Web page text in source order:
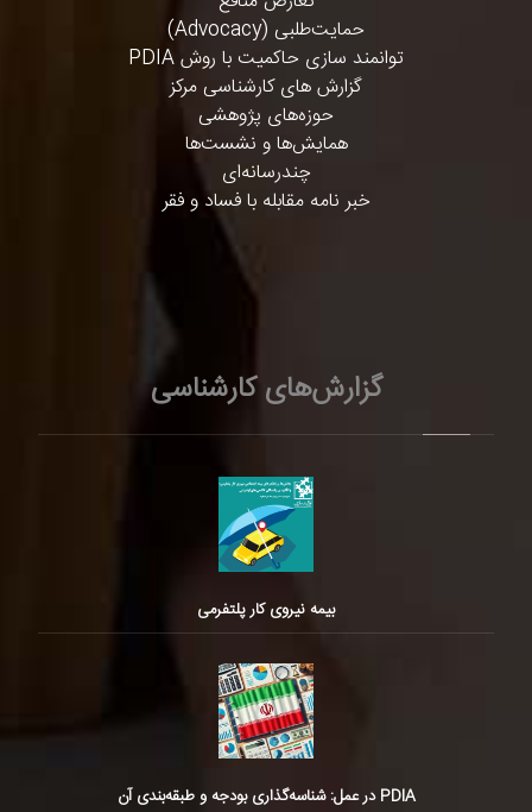
حمایت‌طلبی (Advocacy)
توانمند سازی حاکمیت با روش PDIA
گزارش های کارشناسی مرکز
حوزه‌های پژوهشی
همایش‌ها و نشست‌ها
چندرسانه‌ای
خبر نامه مقابله با فساد و فقر
گزارش‌های کارشناسی
بیمه نیروی کار پلتفرمی
PDIA در عمل: شناسه‌گذاری بودجه و طبقه‌بندی آن